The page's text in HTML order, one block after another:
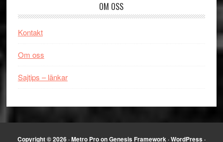
OM OSS
Kontakt
Om oss
Sajtips – länkar
Copyright © 2026 ·Metro ProonGenesis Framework ·WordPress ·